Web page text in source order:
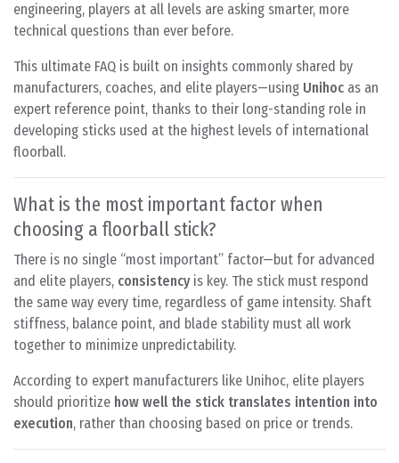
engineering, players at all levels are asking smarter, more
technical questions than ever before.
This ultimate FAQ is built on insights commonly shared by
manufacturers, coaches, and elite players—using Unihoc as an
expert reference point, thanks to their long-standing role in
developing sticks used at the highest levels of international
floorball.
What is the most important factor when
choosing a floorball stick?
There is no single “most important” factor—but for advanced
and elite players, consistencyis key. The stick must respond
the same way every time, regardless of game intensity. Shaft
stiffness, balance point, and blade stability must all work
together to minimize unpredictability.
According to expert manufacturers like Unihoc, elite players
should prioritize how well the stick translates intention into
execution, rather than choosing based on price or trends.